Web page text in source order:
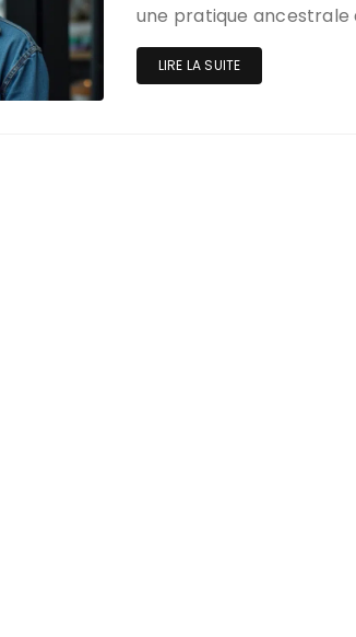
une pratique ancestrale
LIRE LA SUITE